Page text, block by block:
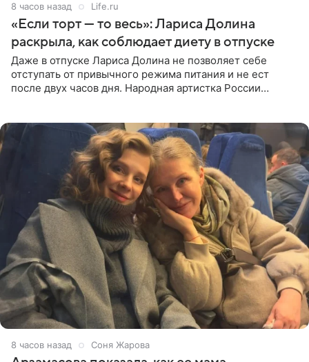
8 часов назад Life.ru
«Если торт — то весь»: Лариса Долина
раскрыла, как соблюдает диету в отпуске
Даже в отпуске Лариса Долина не позволяет себе
отступать от привычного режима питания и не ест
после двух часов дня. Народная артистка России
8 часов назад Соня Жарова